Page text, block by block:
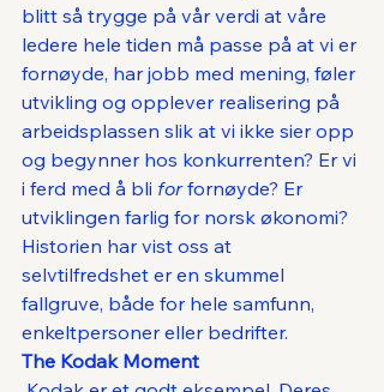
blitt så trygge på vår verdi at våre
ledere hele tiden må passe på at vi er
fornøyde, har jobb med mening, føler
utvikling og opplever realisering på
arbeidsplassen slik at vi ikke sier opp
og begynner hos konkurrenten? Er vi
i ferd med å bli for fornøyde? Er
utviklingen farlig for norsk økonomi?
Historien har vist oss at
selvtilfredshet er en skummel
fallgruve, både for hele samfunn,
enkeltpersoner eller bedrifter.
The Kodak Moment